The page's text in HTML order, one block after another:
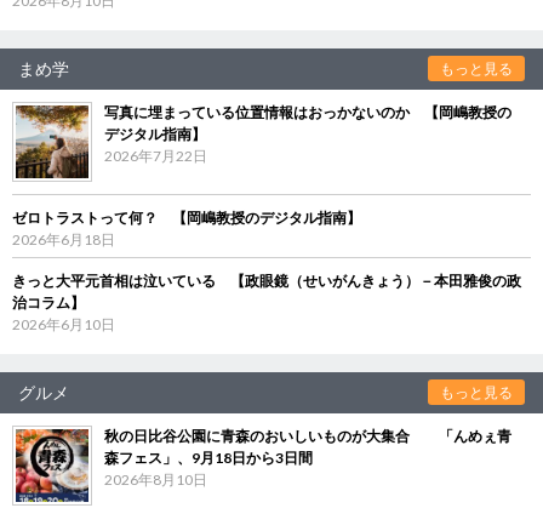
まめ学 もっと見る
写真に埋まっている位置情報はおっかないのか 【岡嶋教授の
デジタル指南】
2026年7月22日
ゼロトラストって何？ 【岡嶋教授のデジタル指南】
2026年6月18日
きっと大平元首相は泣いている 【政眼鏡（せいがんきょう）－本田雅俊の政
治コラム】
2026年6月10日
グルメ もっと見る
秋の日比谷公園に青森のおいしいものが大集合 「んめぇ青
森フェス」、9月18日から3日間
2026年8月10日